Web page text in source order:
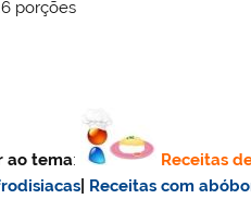
6 porções
ao tema: Receitas
Receitas com